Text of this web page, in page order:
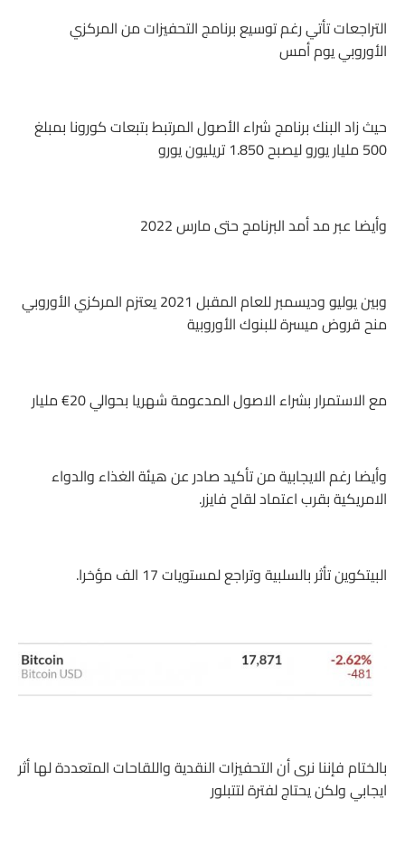
التراجعات تأتي رغم توسيع برنامج التحفيزات من المركزي
الأوروبي يوم أمس
حيث زاد البنك برنامج شراء الأصول المرتبط بتبعات كورونا بمبلغ
500 مليار يورو ليصبح 1.850 تريليون يورو
وأيضا عبر مد أمد البرنامج حتى مارس 2022
وبين يوليو وديسمبر للعام المقبل 2021 يعتزم المركزي الأوروبي
منح قروض ميسرة للبنوك الأوروبية
مع الاستمرار بشراء الاصول المدعومة شهريا بحوالي 20€ مليار
وأيضا رغم الايجابية من تأكيد صادر عن هيئة الغذاء والدواء
الامريكية بقرب اعتماد لقاح فايزر.
البيتكوين تأثر بالسلبية وتراجع لمستويات 17 الف مؤخرا.
بالختام فإننا نرى أن التحفيزات النقدية واللقاحات المتعددة لها أثر
ايجابي ولكن يحتاج لفترة لتتبلور